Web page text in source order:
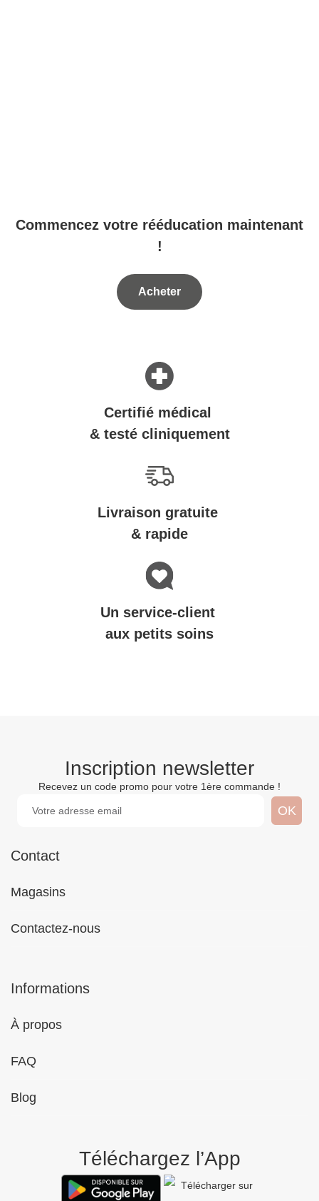
Commencez votre rééducation maintenant
!
Acheter
Certifié médical
& testé cliniquement
Livraison gratuite
& rapide
Un service-client
aux petits soins
Inscription newsletter
Recevez un code promo pour votre 1ère commande !
Contact
Magasins
Contactez-nous
Informations
À propos
FAQ
Blog
Téléchargez l’App